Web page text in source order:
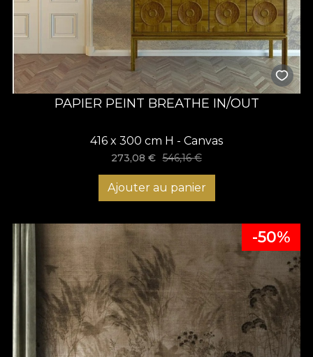
PAPIER PEINT BREATHE IN/OUT
416 x 300 cm H - Canvas
273,08€ 546,16€
Ajouter au panier
-50%